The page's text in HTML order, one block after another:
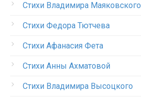
Стихи Владимира Маяковского
Стихи Федора Тютчева
Стихи Афанасия Фета
Стихи Анны Ахматовой
Стихи Владимира Высоцкого